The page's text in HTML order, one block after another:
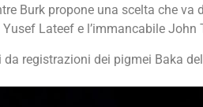
Burk propone una scelta che va
Lateef e l’immancabile John
registrazioni dei pigmei Baka